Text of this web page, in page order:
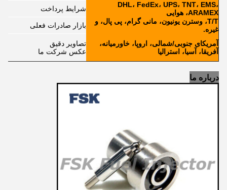
DHL، FedEx، UPS، TNT، EMS،
ARAMEX، هوایی
شرایط پرداخت
T/T، وسترن یونیون، مانی گرام، پی پال، و
غیره.
بازار صادرات فعلی
آمریکای جنوبی/شمالی، اروپا، خاورمیانه،
آفریقا، آسیا، استرالیا
تصاویر دقیق
عکس شرکت ما
درباره ما